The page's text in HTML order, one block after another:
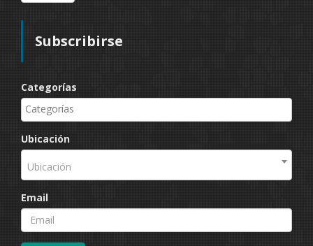
Subscribirse
Categorías
Ubicación
Ubicación
Email